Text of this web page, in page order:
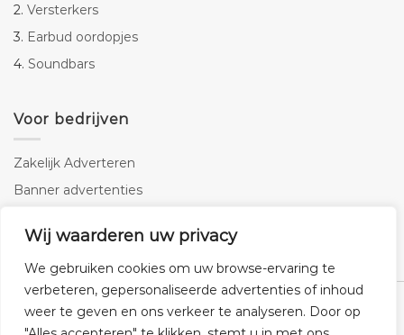
Wij waarderen uw privacy
We gebruiken cookies om uw browse-ervaring te
verbeteren, gepersonaliseerde advertenties of inhoud
weer te geven en ons verkeer te analyseren. Door op
2. Versterkers
3. Earbud oordopjes
4. Soundbars
Voor bedrijven
Zakelijk Adverteren
Banner advertenties
SEO copywriting